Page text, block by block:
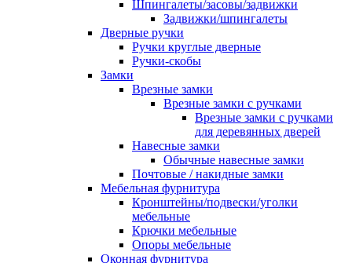
Шпингалеты/засовы/задвижки
Задвижки/шпингалеты
Дверные ручки
Ручки круглые дверные
Ручки-скобы
Замки
Врезные замки
Врезные замки с ручками
Врезные замки с ручками
для деревянных дверей
Навесные замки
Обычные навесные замки
Почтовые / накидные замки
Мебельная фурнитура
Кронштейны/подвески/уголки
мебельные
Крючки мебельные
Опоры мебельные
Оконная фурнитура